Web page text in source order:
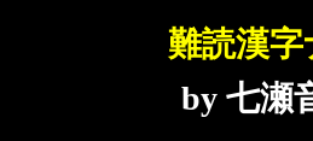
難読漢字
by 七瀬